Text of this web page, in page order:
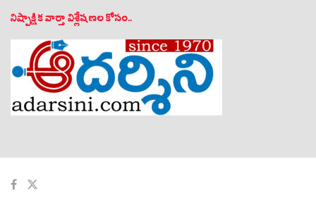
నిష్పాక్షిక వార్తా విశ్లేషణల కోసం..